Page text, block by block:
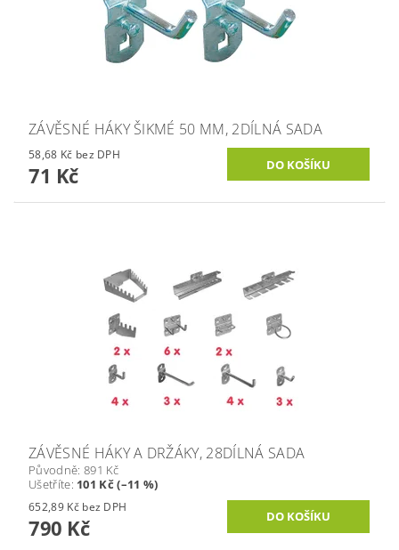
ZÁVĚSNÉ HÁKY ŠIKMÉ 50 MM, 2DÍLNÁ SADA
58,68 Kč bez DPH
71 Kč
ZÁVĚSNÉ HÁKY A DRŽÁKY, 28DÍLNÁ SADA
Původně: 891 Kč
Ušetříte: 101 Kč (–11 %)
652,89 Kč bez DPH
790 Kč